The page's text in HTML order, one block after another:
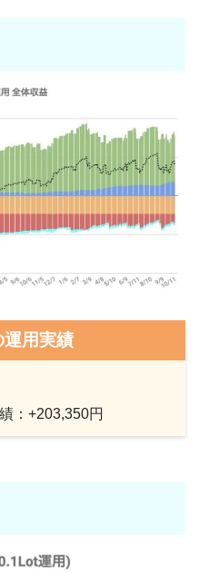
用実績
：+203,350円